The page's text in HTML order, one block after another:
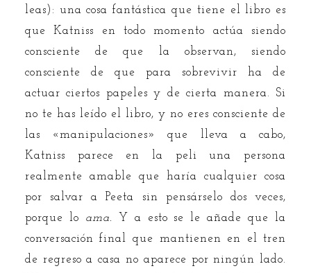
leas): una cosa fantástica que tiene el libro es
que Katniss en todo momento actúa siendo
consciente de que la observan, siendo
consciente de que para sobrevivir ha de
actuar ciertos papeles y de cierta manera. Si
no te has leído el libro, y no eres consciente de
las «manipulaciones» que lleva a cabo,
Katniss parece en la peli una persona
realmente amable que haría cualquier cosa
por salvar a Peeta sin pensárselo dos veces,
porque lo ama.
Y a esto se le añade que la
conversación final que mantienen en el tren
de regreso a casa no aparece por ningún lado.